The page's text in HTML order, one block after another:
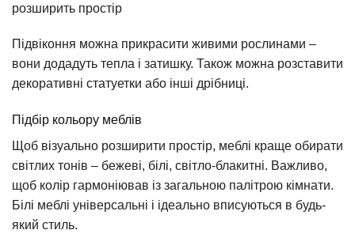
розширить простір
Підвіконня можна прикрасити живими рослинами –
вони додадуть тепла і затишку. Також можна розставити
декоративні статуетки або інші дрібниці.
Підбір кольору меблів
Щоб візуально розширити простір, меблі краще обирати
світлих тонів – бежеві, білі, світло-блакитні. Важливо,
щоб колір гармоніював із загальною палітрою кімнати.
Білі меблі універсальні і ідеально вписуються в будь-
який стиль.